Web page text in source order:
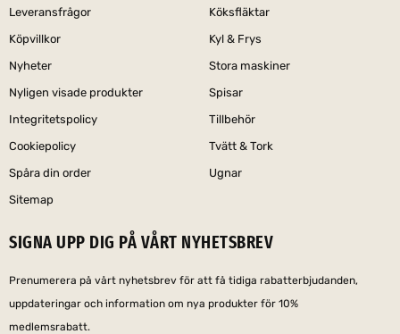
Leveransfrågor
Köpvillkor
Nyheter
Nyligen visade produkter
Integritetspolicy
Cookiepolicy
Spåra din order
Sitemap
Köksfläktar
Kyl & Frys
Stora maskiner
Spisar
Tillbehör
Tvätt & Tork
Ugnar
SIGNA UPP DIG PÅ VÅRT NYHETSBREV
Prenumerera på vårt nyhetsbrev för att få tidiga rabatterbjudanden,
uppdateringar och information om nya produkter för 10%
medlemsrabatt.